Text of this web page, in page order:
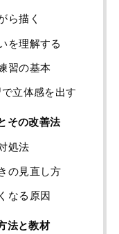
ら描く
を理解する
習の基本
立体感を出す
その改善法
処法
の見直し方
なる原因
法と教材